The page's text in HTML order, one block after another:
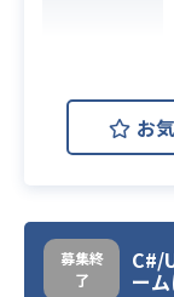
お
募集終
了
C#/
ー